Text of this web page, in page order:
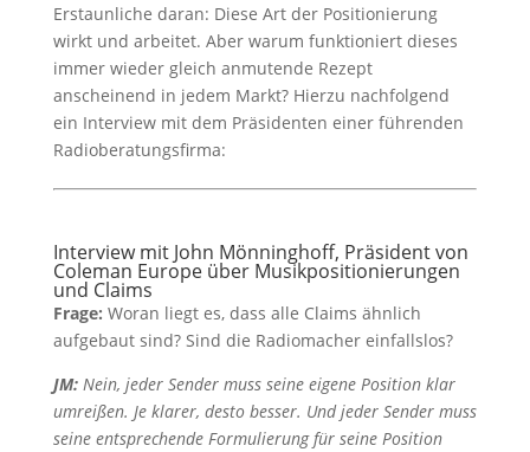
Erstaunliche daran: Diese Art der Positionierung
wirkt und arbeitet. Aber warum funktioniert dieses
immer wieder gleich anmutende Rezept
anscheinend in jedem Markt? Hierzu nachfolgend
ein Interview mit dem Präsidenten einer führenden
Radioberatungsfirma:
Interview mit John Mönninghoff, Präsident von
Coleman Europe über Musikpositionierungen
und Claims
Frage: Woran liegt es, dass alle Claims ähnlich
aufgebaut sind? Sind die Radiomacher einfallslos?
JM:Nein, jeder Sender muss seine eigene Position klar
umreißen. Je klarer, desto besser. Und jeder Sender muss
seine entsprechende Formulierung für seine Position